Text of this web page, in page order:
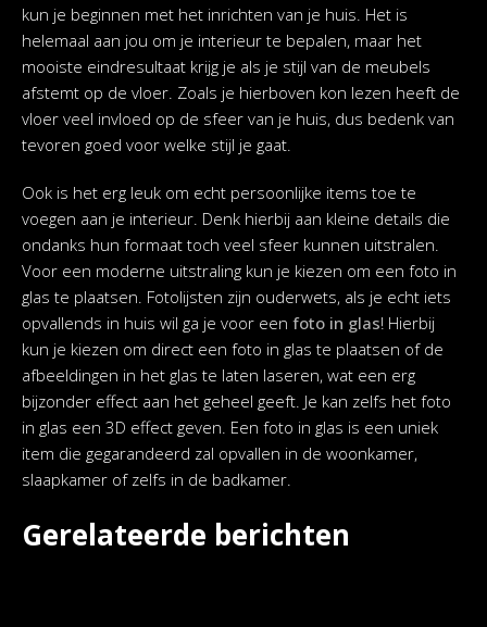
kun je beginnen met het inrichten van je huis. Het is
helemaal aan jou om je interieur te bepalen, maar het
mooiste eindresultaat krijg je als je stijl van de meubels
afstemt op de vloer. Zoals je hierboven kon lezen heeft de
vloer veel invloed op de sfeer van je huis, dus bedenk van
tevoren goed voor welke stijl je gaat.
Ook is het erg leuk om echt persoonlijke items toe te
voegen aan je interieur. Denk hierbij aan kleine details die
ondanks hun formaat toch veel sfeer kunnen uitstralen.
Voor een moderne uitstraling kun je kiezen om een foto in
glas te plaatsen. Fotolijsten zijn ouderwets, als je echt iets
opvallends in huis wil ga je voor een foto in glas! Hierbij
kun je kiezen om direct een foto in glas te plaatsen of de
afbeeldingen in het glas te laten laseren, wat een erg
bijzonder effect aan het geheel geeft. Je kan zelfs het foto
in glas een 3D effect geven. Een foto in glas is een uniek
item die gegarandeerd zal opvallen in de woonkamer,
slaapkamer of zelfs in de badkamer.
Gerelateerde berichten